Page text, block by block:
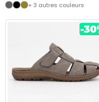
+ 3 autres couleurs